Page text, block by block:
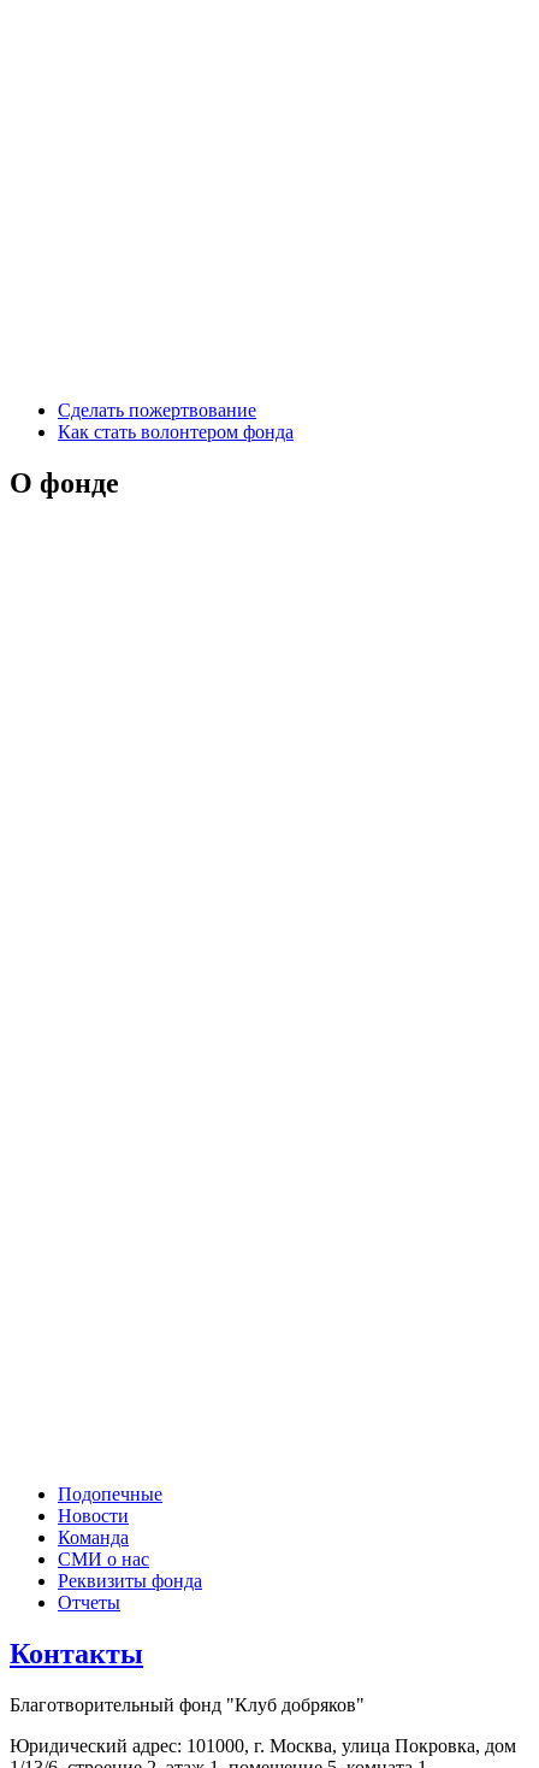
Сделать пожертвование
Как стать волонтером фонда
О фонде
Подопечные
Новости
Команда
СМИ о нас
Реквизиты фонда
Отчеты
Контакты
Благотворительный фонд "Клуб добряков"
Юридический адрес: 101000, г. Москва, улица Покровка, дом